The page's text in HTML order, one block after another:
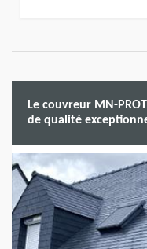
Le couvreur MN-
de qualité